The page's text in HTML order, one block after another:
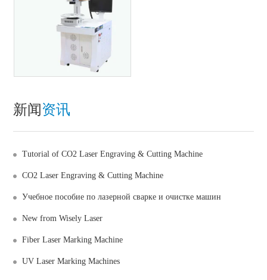
新闻资讯
Tutorial of CO2 Laser Engraving & Cutting Machine
CO2 Laser Engraving & Cutting Machine
Учебное пособие по лазерной сварке и очистке машин
New from Wisely Laser
Fiber Laser Marking Machine
UV Laser Marking Machines